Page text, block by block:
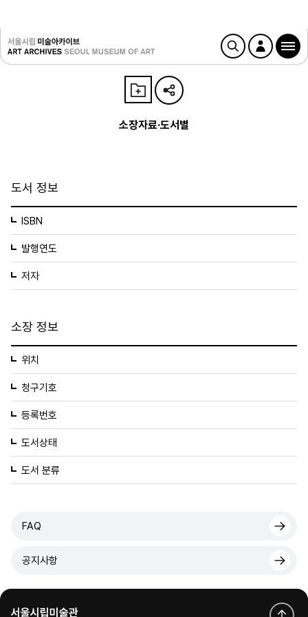
소장자료·도서별
도서 정보
ISBN
발행연도
저자
소장 정보
위치
청구기호
등록번호
도서상태
도서 분류
FAQ
공지사항